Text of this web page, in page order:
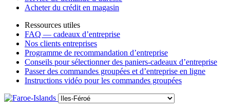
Acheter du crédit en magasin
Ressources utiles
FAQ — cadeaux d’entreprise
Nos clients entreprises
Programme de recommandation d’entreprise
Conseils pour sélectionner des paniers-cadeaux d’entreprise
Passer des commandes groupées et d’entreprise en ligne
Instructions vidéo pour les commandes groupées